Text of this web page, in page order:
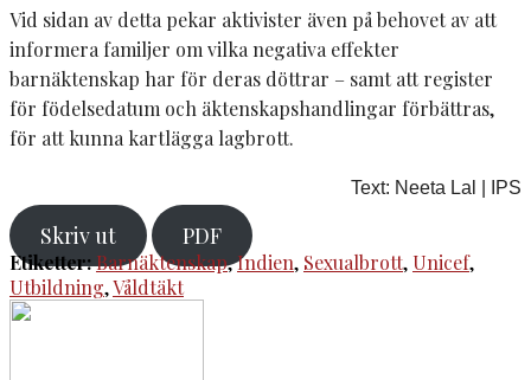
Vid sidan av detta pekar aktivister även på behovet av att
informera familjer om vilka negativa effekter
barnäktenskap har för deras döttrar – samt att register
för födelsedatum och äktenskapshandlingar förbättras,
för att kunna kartlägga lagbrott.
Text: Neeta Lal | IPS
Skriv ut PDF
Etiketter:Barnäktenskap,Indien, Sexualbrott, Unicef,
Utbildning,Våldtäkt